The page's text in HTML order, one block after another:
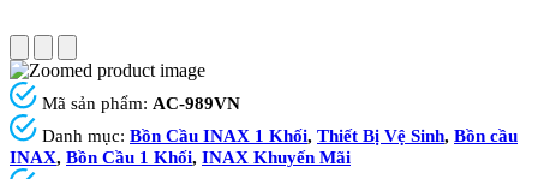
Mã sản phẩm: AC-989VN
Danh mục: Bồn Cầu INAX 1 Khối, Thiết Bị Vệ Sinh, Bồn cầu
INAX, Bồn Cầu 1 Khối, INAX Khuyến Mãi